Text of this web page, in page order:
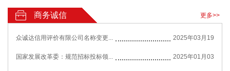
商务诚信 更多>>
众诚达信用评价有限公司名称变更... 2025年03月19
国家发展改革委：规范招标投标领... 2025年01月03